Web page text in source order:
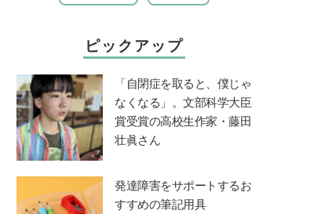
ピックアップ
「自閉症を取ると、僕じゃ
なくなる」。文部科学大臣
賞受賞の高校生作家・藤田
壮眞さん
発達障害をサポートするお
すすめの筆記用具